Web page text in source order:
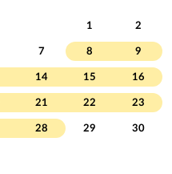
1 2
7 8 9
14 15 16
21 22 23
28 29 30